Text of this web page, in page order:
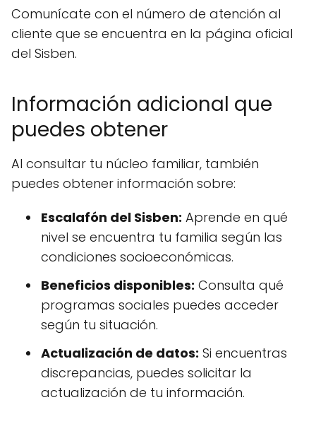
Comunícate con el número de atención al
cliente que se encuentra en la página oficial
del Sisben.
Información adicional que
puedes obtener
Al consultar tu núcleo familiar, también
puedes obtener información sobre:
Escalafón del Sisben: Aprende en qué
nivel se encuentra tu familia según las
condiciones socioeconómicas.
Beneficios disponibles: Consulta qué
programas sociales puedes acceder
según tu situación.
Actualización de datos: Si encuentras
discrepancias, puedes solicitar la
actualización de tu información.